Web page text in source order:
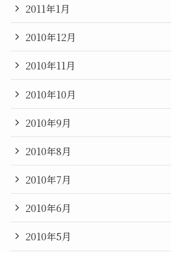
2011年1月
2010年12月
2010年11月
2010年10月
2010年9月
2010年8月
2010年7月
2010年6月
2010年5月